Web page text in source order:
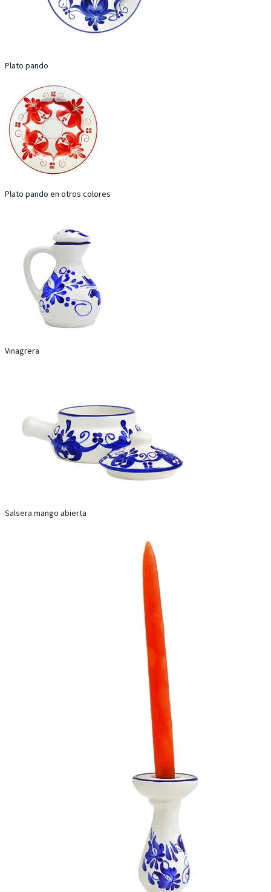
Plato pando
Plato pando en otros colores
Vinagrera
Salsera mango abierta